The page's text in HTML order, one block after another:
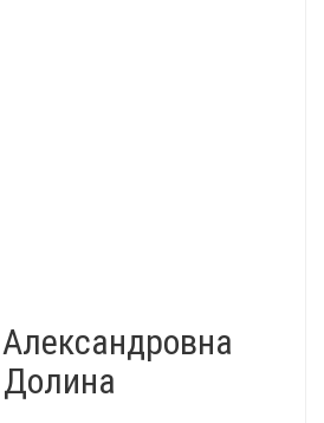
Долина